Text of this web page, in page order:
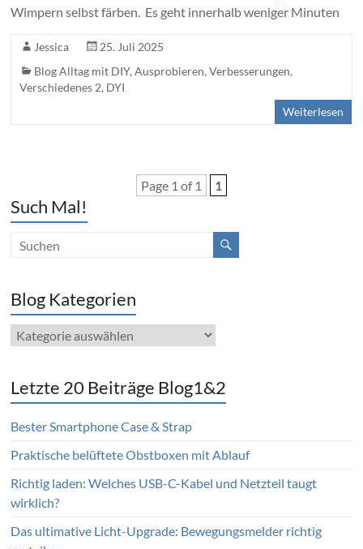
Wimpern selbst färben. Es geht innerhalb weniger Minuten
Jessica
25. Juli 2025
Blog Alltag mit DIY, Ausprobieren, Verbesserungen,
Verschiedenes 2, DYI
Weiterlesen
Page 1 of 1 1
Such Mal!
Blog Kategorien
Blog
Kategorien
Letzte 20 Beiträge Blog1&2
Bester Smartphone Case & Strap
Praktische belüftete Obstboxen mit Ablauf
Richtig laden: Welches USB-C-Kabel und Netzteil taugt
wirklich?
Das ultimative Licht-Upgrade: Bewegungsmelder richtig